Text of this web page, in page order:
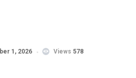
1, 2026 Views 578